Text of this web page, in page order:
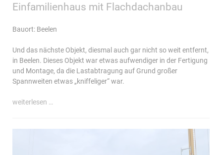
Einfamilienhaus mit Flachdachanbau
Bauort: Beelen
Und das nächste Objekt, diesmal auch gar nicht so weit entfernt,
in Beelen. Dieses Objekt war etwas aufwendiger in der Fertigung
und Montage, da die Lastabtragung auf Grund großer
Spannweiten etwas „kniffeliger“ war.
weiterlesen …